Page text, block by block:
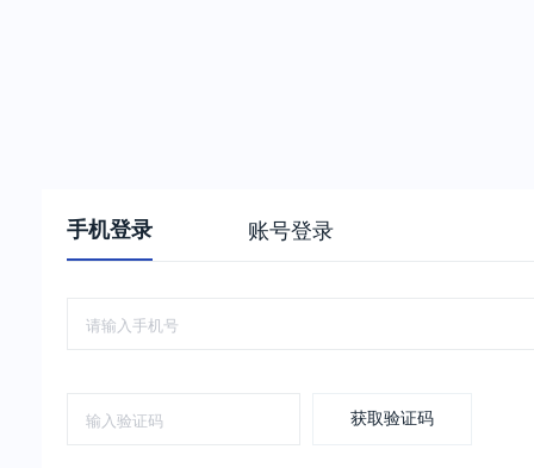
手机登录 账号登录
获取验证码